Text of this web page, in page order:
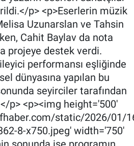
p> <p>Eserlerin müzik
Uzunarslan ve Tahsin
Cahit Baylav da nota
projeye destek verdi.
performansı eşliğinde
dünyasına yapılan bu
seyirciler tarafından
p> <p><img height='500'
static/2026/01/
8-x750.jpeg' width='750'